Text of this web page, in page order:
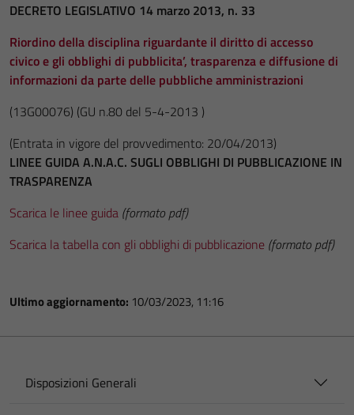
DECRETO LEGISLATIVO 14 marzo 2013, n. 33
Riordino della disciplina riguardante il diritto di accesso
civico e gli obblighi di pubblicita’, trasparenza e diffusione di
informazioni da parte delle pubbliche amministrazioni
(13G00076) (GU n.80 del 5-4-2013 )
(Entrata in vigore del provvedimento: 20/04/2013)
LINEE GUIDA A.N.A.C. SUGLI OBBLIGHI DI PUBBLICAZIONE IN
TRASPARENZA
Scarica le linee guida (formato pdf)
Scarica la tabella con gli obblighi di pubblicazione (formato pdf)
Ultimo aggiornamento: 10/03/2023, 11:16
Disposizioni Generali